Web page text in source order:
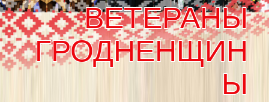
ВЕТЕРАНЫ
ГРОДНЕНЩИН
Ы